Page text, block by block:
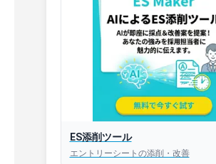
ES添削ツール
エントリーシートの添削・改善